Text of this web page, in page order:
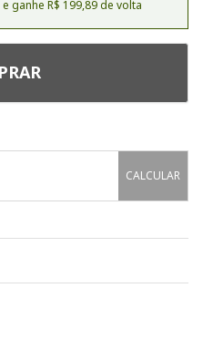
ganhe R$ 199,89 de volta
CALCULAR